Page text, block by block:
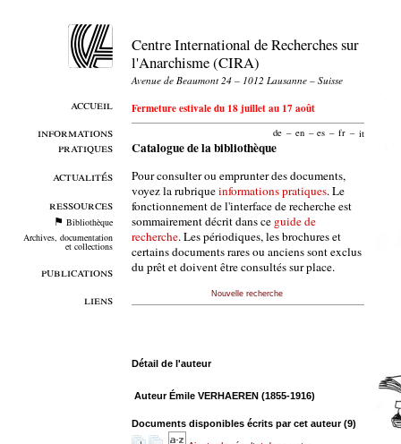
accueil
informations
pratiques
actualités
ressources
Bibliothèque
Archives, documentation
et collections
publications
liens
Centre International de Recherches sur
l'Anarchisme (CIRA)
Avenue de Beaumont 24 – 1012 Lausanne – Suisse
Fermeture estivale du 18 juillet au 17 août
de – en – es – fr – it
Catalogue de la bibliothèque
Pour consulter ou emprunter des documents,
voyez la rubriqueinformations pratiques. Le
fonctionnement de l'interface de recherche est
sommairement décrit dans ce guide de
recherche. Les périodiques, les brochures et
certains documents rares ou anciens sont exclus
du prêt et doivent être consultés sur place.
Nouvelle recherche
Détail de l'auteur
Auteur Émile VERHAEREN (1855-1916)
Documents disponibles écrits par cet auteur (9)